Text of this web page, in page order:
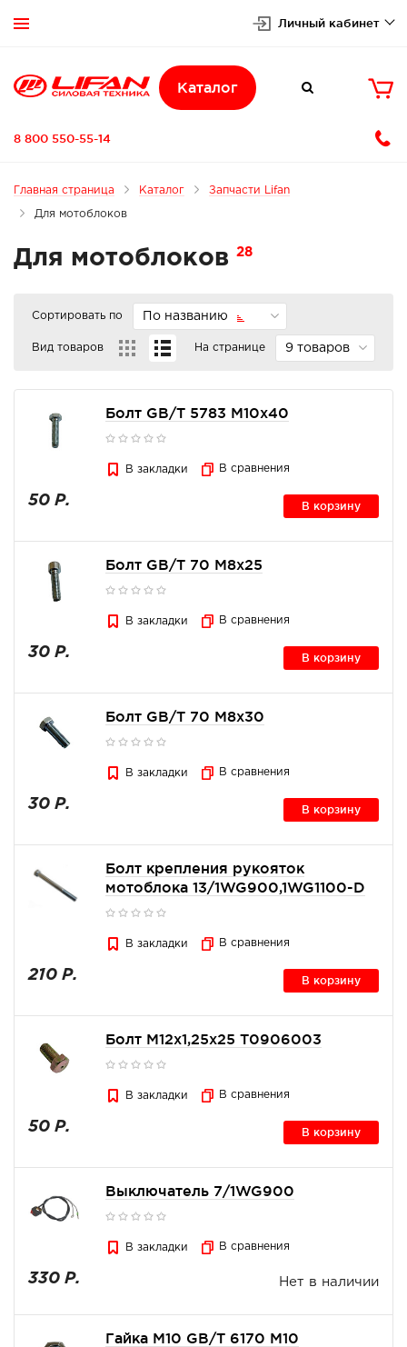
 Личный кабинет
Каталог  
8 800 550-55-14
Главная страница Каталог Запчасти Lifan
Для мотоблоков
Для мотоблоков 28
Сортировать по По названию
Вид товаров На странице 9 товаров
Болт GB/T 5783 M10x40
В закладки В сравнения
50 Р. В корзину
Болт GB/T 70 M8x25
В закладки В сравнения
30 Р. В корзину
Болт GB/T 70 M8x30
В закладки В сравнения
30 Р. В корзину
Болт крепления рукояток
мотоблока 13/1WG900,1WG1100-D
В закладки В сравнения
210 Р. В корзину
Болт М12x1,25x25 Т0906003
В закладки В сравнения
50 Р. В корзину
Выключатель 7/1WG900
В закладки В сравнения
330 Р. Нет в наличии
Гайка М10 GB/T 6170 M10